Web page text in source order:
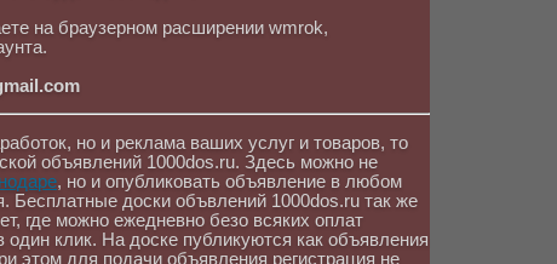
на браузерном расширении wmrok,
но и реклама ваших услуг и товаров, то
объявлений 1000dos.ru. Здесь можно не
, но и опубликовать объявление в любом
Бесплатные доски объвлений 1000dos.ru так же
где можно ежедневно безо всяких оплат
клик. На доске публикуются как объявления
этом для подачи объявления регистрация не